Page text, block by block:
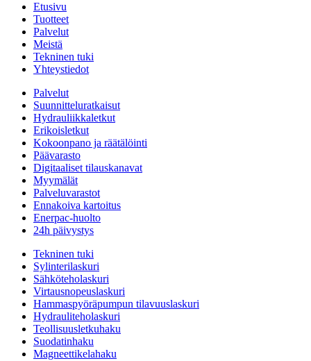
Etusivu
Tuotteet
Palvelut
Meistä
Tekninen tuki
Yhteystiedot
Palvelut
Suunnitteluratkaisut
Hydrauliikkaletkut
Erikoisletkut
Kokoonpano ja räätälöinti
Päävarasto
Digitaaliset tilauskanavat
Myymälät
Palveluvarastot
Ennakoiva kartoitus
Enerpac-huolto
24h päivystys
Tekninen tuki
Sylinterilaskuri
Sähköteholaskuri
Virtausnopeuslaskuri
Hammaspyöräpumpun tilavuuslaskuri
Hydrauliteholaskuri
Teollisuusletkuhaku
Suodatinhaku
Magneettikelahaku